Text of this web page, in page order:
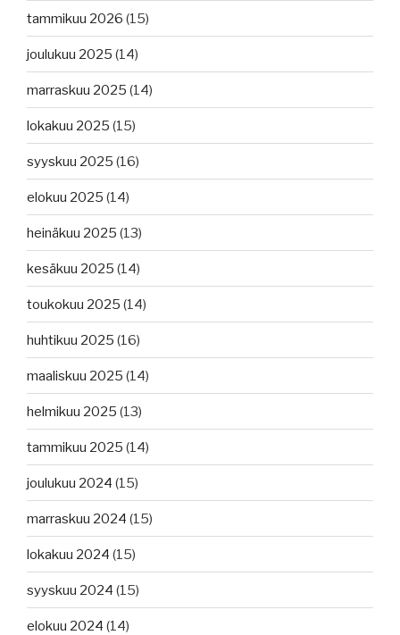
tammikuu 2026 (15)
joulukuu 2025 (14)
marraskuu 2025 (14)
lokakuu 2025 (15)
syyskuu 2025 (16)
elokuu 2025 (14)
heinäkuu 2025 (13)
kesäkuu 2025 (14)
toukokuu 2025 (14)
huhtikuu 2025 (16)
maaliskuu 2025 (14)
helmikuu 2025 (13)
tammikuu 2025 (14)
joulukuu 2024 (15)
marraskuu 2024 (15)
lokakuu 2024 (15)
syyskuu 2024 (15)
elokuu 2024 (14)